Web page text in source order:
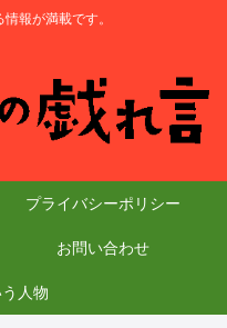
報が満載です。
プライバシーポリシー
お問い合わせ
人物